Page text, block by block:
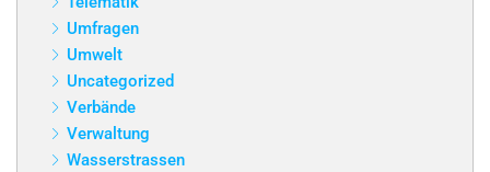
Umfragen
Umwelt
Uncategorized
Verbände
Verwaltung
Wasserstrassen